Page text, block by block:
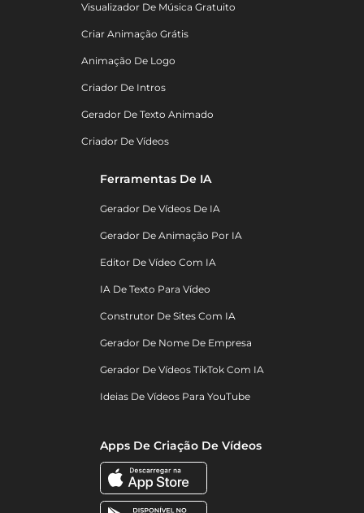
Visualizador De Música Gratuito
Criar Animação Grátis
Animação De Logo
Criador De Intros
Gerador De Texto Animado
Criador De Vídeos
Ferramentas De IA
Gerador De Vídeos De IA
Gerador De Animação Por IA
Editor De Vídeo Com IA
IA De Texto Para Vídeo
Construtor De Sites Com IA
Gerador De Nome De Empresa
Gerador De Vídeos TikTok Com IA
Ideias De Vídeos Para YouTube
Apps De Criação De Vídeos